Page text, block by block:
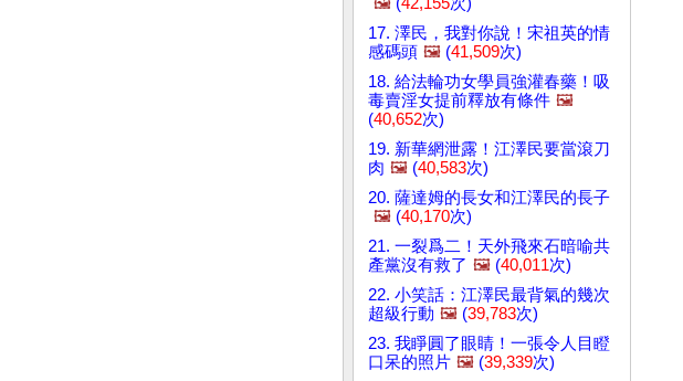
17. 澤民，我對你說！宋祖英的情
感碼頭 🖼️ (41,509次)
18. 給法輪功女學員強灌春藥！吸
毒賣淫女提前釋放有條件 🖼️
(40,652次)
19. 新華網泄露！江澤民要當滾刀
肉 🖼️ (40,583次)
20. 薩達姆的長女和江澤民的長子
🖼️ (40,170次)
21. 一裂爲二！天外飛來石暗喻共
產黨沒有救了 🖼️ (40,011次)
22. 小笑話：江澤民最背氣的幾次
超級行動 🖼️ (39,783次)
23. 我睜圓了眼睛！一張令人目瞪
口呆的照片 🖼️ (39,339次)